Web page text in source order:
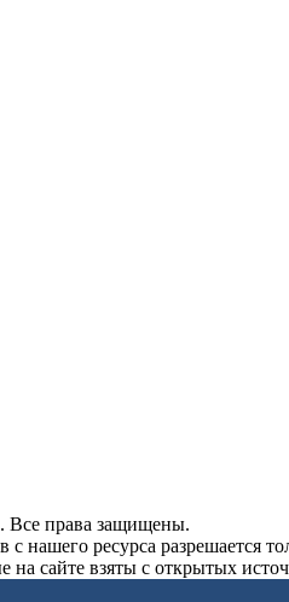
Все права защищены.
нашего ресурса разрешается
сайте взяты с открытых